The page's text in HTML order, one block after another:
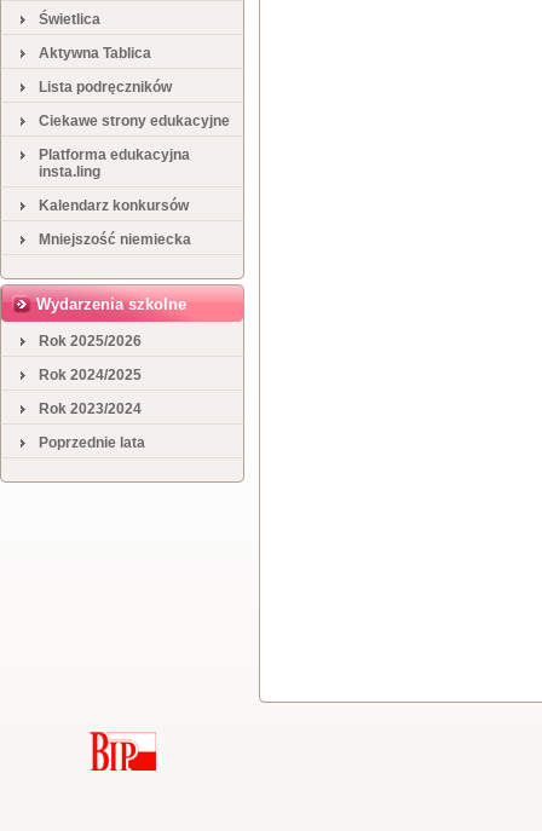
Świetlica
Aktywna Tablica
Lista podręczników
Ciekawe strony edukacyjne
Platforma edukacyjna
insta.ling
Kalendarz konkursów
Mniejszość niemiecka
Wydarzenia szkolne
Rok 2025/2026
Rok 2024/2025
Rok 2023/2024
Poprzednie lata